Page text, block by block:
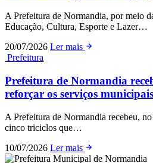
A Prefeitura de Normandia, por meio
Educação, Cultura, Esporte e Lazer…
20/07/2026 Ler mais
Prefeitura
Prefeitura de Normandia
reforçar os serviços municipais
A Prefeitura de Normandia recebeu,
cinco triciclos que…
10/07/2026 Ler mais